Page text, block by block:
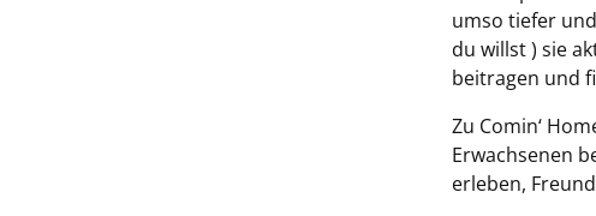
umso tiefer
du willst ) sie
beitragen und
Zu Comin‘
Erwachsenen
erleben,